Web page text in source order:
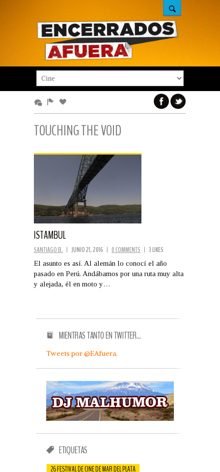
TOUCHING THE VOID
ISTAMBUL
SANTIAGO B. | JUNIO 21, 2016 | 0 COMMENTS | 3 LIKES
El asunto es así. Al alemán lo conocí el año
pasado en Perú. Andábamos por una ruta muy alta
y alejada, él en moto y…
MIENTRAS TANTO EN TWITTER…
Tweets por @EAfuera.
ETIQUETAS
26 FESTIVAL DE CINE DE MAR DEL PLATA